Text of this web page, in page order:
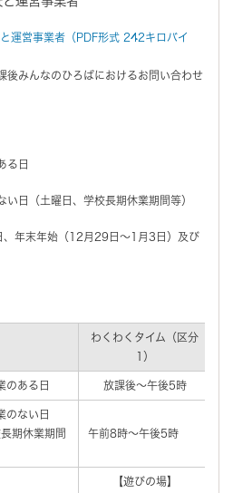
運営事業者（PDF形式 242キロバイ
みんなのひろばにおけるお問い合わせ
校の授業のある日
土曜日、学校長期休業期間等）
年末年始（12月29日～1月3日）及び
わくわくタイム（区分
1）
のある日 放課後～午後5時
のない日
期休業期間
午前8時～午後5時
【遊びの場】